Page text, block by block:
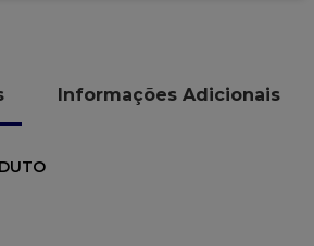
Informações Adicionais